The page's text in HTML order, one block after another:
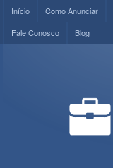
Início Como Anunciar
Fale Conosco
Blog